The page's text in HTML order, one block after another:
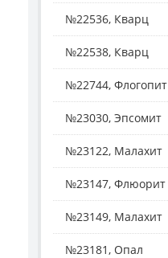
№22536, Кварц
№22538, Кварц
№22744, Флогопит
№23030, Эпсомит
№23122, Малахит
№23147, Флюорит
№23149, Малахит
№23181, Опал